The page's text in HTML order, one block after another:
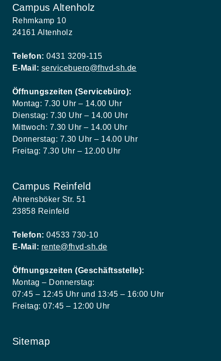
Campus Altenholz
Rehmkamp 10
24161 Altenholz
Telefon: 0431 3209-115
E-Mail: servicebuero@fhvd-sh.de
Öffnungszeiten (Servicebüro):
Montag: 7.30 Uhr – 14.00 Uhr
Dienstag: 7.30 Uhr – 14.00 Uhr
Mittwoch: 7.30 Uhr – 14.00 Uhr
Donnerstag: 7.30 Uhr – 14.00 Uhr
Freitag: 7.30 Uhr – 12.00 Uhr
Campus Reinfeld
Ahrensböker Str. 51
23858 Reinfeld
Telefon: 04533 730-10
E-Mail: rente@fhvd-sh.de
Öffnungszeiten (Geschäftsstelle):
Montag – Donnerstag:
07:45 – 12:45 Uhr und 13:45 – 16:00 Uhr
Freitag: 07:45 – 12:00 Uhr
Sitemap